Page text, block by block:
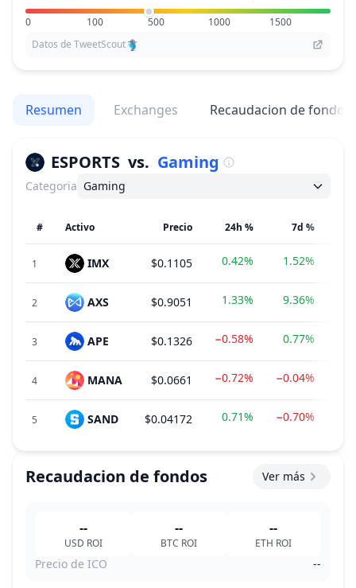
0 100 500 1000
1500
Datos de TweetScout
Resumen Exchanges Recaudacion de fondos
ESPORTS vs. Gaming
Categoria Gaming
# Activo Precio 24h % 7d %
1 IMX $0.1105 0.42% 1.52%
2 AXS $0.9051 1.33% 9.36%
3 APE $0.1326 −0.58% 0.77%
4 MANA $0.0661 −0.72% −0.04%
5 SAND $0.04172 0.71% −0.70%
Recaudacion de fondos Ver más
--
USD ROI
--
BTC ROI
--
ETH ROI
Precio de ICO --